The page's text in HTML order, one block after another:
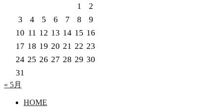
1
2
3
4 5 6 7 8
9
10 11 12 13 14 15 16
17 18 19 20 21 22 23
24 25 26 27 28 29 30
31
« 5月
HOME